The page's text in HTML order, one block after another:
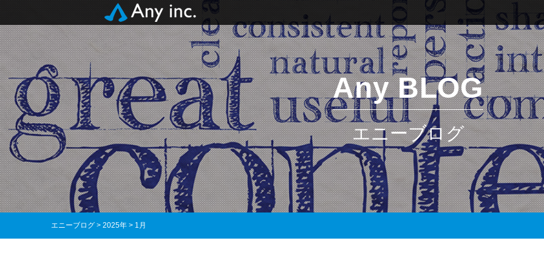
Any BLOG
エニーブログ
エニーブログ >2025年 > 1月